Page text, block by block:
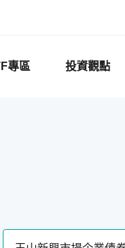
專區 投資觀點